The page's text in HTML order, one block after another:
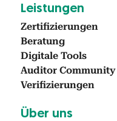
Leis­tun­gen
Zer­ti­fizierun­gen
Beratung
Dig­i­tale Tools
Audi­tor Com­mu­ni­ty
Ver­i­fizierun­gen
Über uns